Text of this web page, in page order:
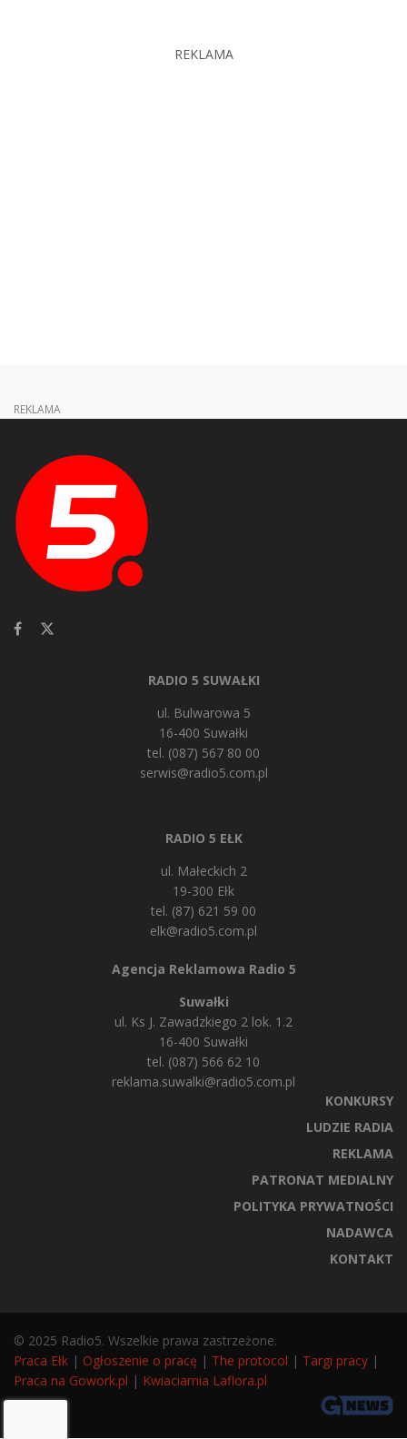
REKLAMA
REKLAMA
RADIO 5 SUWAŁKI
ul. Bulwarowa 5
16-400 Suwałki
tel. (087) 567 80 00
serwis@radio5.com.pl
RADIO 5 EŁK
ul. Małeckich 2
19-300 Ełk
tel. (87) 621 59 00
elk@radio5.com.pl
Agencja Reklamowa Radio 5
Suwałki
ul. Ks J. Zawadzkiego 2 lok. 1.2
16-400 Suwałki
tel. (087) 566 62 10
reklama.suwalki@radio5.com.pl
KONKURSY
LUDZIE RADIA
REKLAMA
PATRONAT MEDIALNY
POLITYKA PRYWATNOŚCI
NADAWCA
KONTAKT
© 2025 Radio5. Wszelkie prawa zastrzeżone.
Praca Ełk | Ogłoszenie o pracę | The protocol | Targi pracy |
Praca na Gowork.pl | Kwiaciarnia Laflora.pl